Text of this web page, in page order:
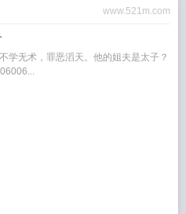
www.521m.com
学无术，罪恶滔天。他的姐夫是太子？